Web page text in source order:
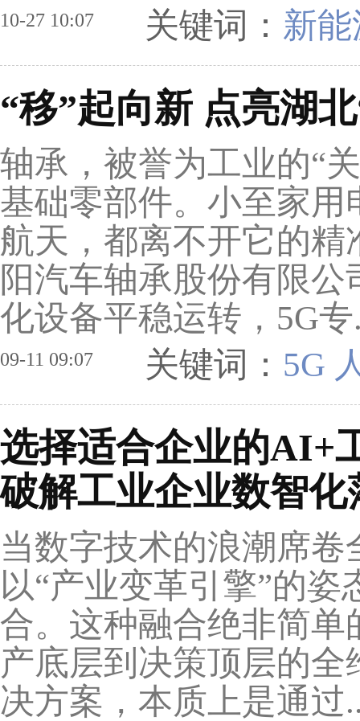
10-27 10:07 关键词： 新
“移”起向新 点亮湖
轴承，被誉为工业的“
基础零部件。小至家
航天，都离不开它的
阳汽车轴承股份有限
化设备平稳运转，5G专
09-11 09:07 关键词： 5G
选择适合企业的AI+
破解工业企业数智化
当数字技术的浪潮席
以“产业变革引擎”的
合。这种融合绝非简
产底层到决策顶层的
决方案，本质上是通过